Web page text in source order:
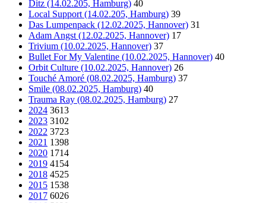
Ditz (14.02.205, Hamburg) 40
Local Support (14.02.205, Hamburg) 39
Das Lumpenpack (12.02.2025, Hannover) 31
Adam Angst (12.02.2025, Hannover) 17
Trivium (10.02.2025, Hannover) 37
Bullet For My Valentine (10.02.2025, Hannover) 40
Orbit Culture (10.02.2025, Hannover) 26
Touché Amoré (08.02.2025, Hamburg) 37
Smile (08.02.2025, Hamburg) 40
Trauma Ray (08.02.2025, Hamburg) 27
2024 3613
2023 3102
2022 3723
2021 1398
2020 1714
2019 4154
2018 4525
2015 1538
2017 6026